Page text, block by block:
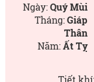
Ngày:Quý Mùi
Tháng:Giáp
Thân
Năm:Ất Tỵ
Tiết khí: